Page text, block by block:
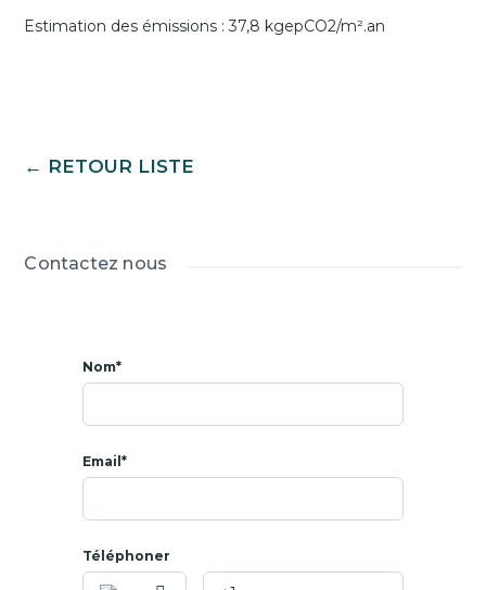
Estimation des émissions : 37,8 kgepCO2/m².an
← RETOUR LISTE
Contactez nous
Nom*
Email*
Téléphoner